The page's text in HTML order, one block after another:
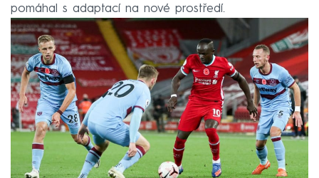
pomáhal s adaptací na nové prostředí.